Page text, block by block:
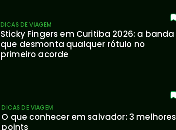
DICAS DE VIAGEM
Sticky Fingers em Curitiba 2026: a banda
que desmonta qualquer rótulo no
primeiro acorde
DICAS DE VIAGEM
O que conhecer em salvador: 3 melhores
points